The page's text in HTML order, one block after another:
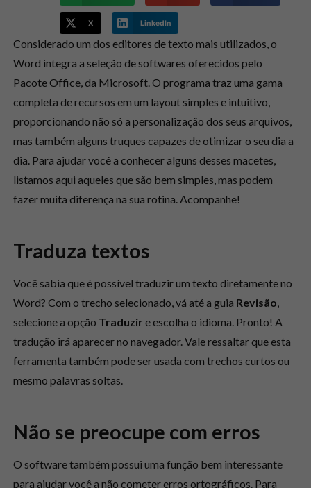
X LinkedIn
Considerado um dos editores de texto mais utilizados, o
Word integra a seleção de softwares oferecidos pelo
Pacote Office, da Microsoft. O programa traz uma gama
completa de recursos em um layout simples e intuitivo,
proporcionando não só a personalização dos seus arquivos,
mas também alguns truques capazes de otimizar o seu dia a
dia. Para ajudar você a conhecer alguns desses macetes,
listamos aqui aqueles que são bem simples, mas podem
fazer muita diferença na sua rotina. Acompanhe!
Traduza textos
Você sabia que é possível traduzir um texto diretamente no
Word? Com o trecho selecionado, vá até a guia Revisão,
selecione a opção Traduzir e escolha o idioma. Pronto! A
tradução irá aparecer no navegador. Vale ressaltar que esta
ferramenta também pode ser usada com trechos curtos ou
mesmo palavras soltas.
Não se preocupe com erros
O software também possui uma função bem interessante
para ajudar você a não cometer erros ortográficos. Para